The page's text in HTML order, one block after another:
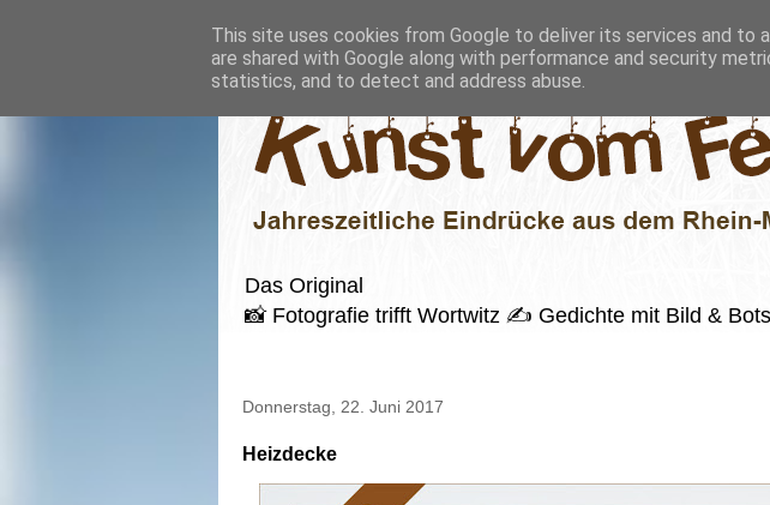
Das Original
📸 Fotografie trifft Wortwitz ✍️ Gedichte mit Bild &
Donnerstag, 22. Juni 2017
Heizdecke
This site uses cookies from Google to deliver its services and to
are shared with Google along with performance and security
statistics, and to detect and address abuse.